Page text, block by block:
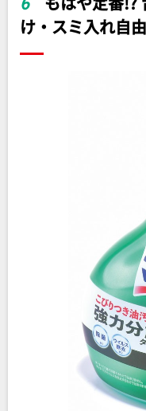
け・スミ入れ自